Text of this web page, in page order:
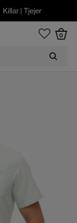
Killar| Tjejer
0